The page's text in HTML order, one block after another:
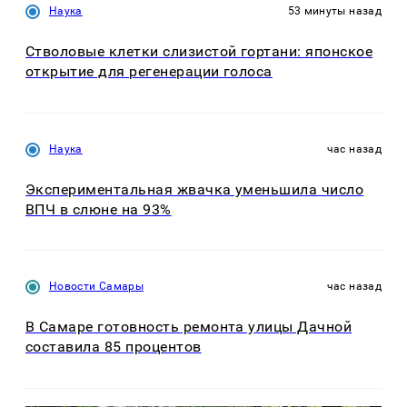
Наука 53 минуты назад
Стволовые клетки слизистой гортани: японское
открытие для регенерации голоса
Наука час назад
Экспериментальная жвачка уменьшила число
ВПЧ в слюне на 93%
Новости Самары час назад
В Самаре готовность ремонта улицы Дачной
составила 85 процентов